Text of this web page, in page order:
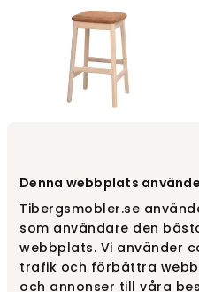
Denna webbplats
Tibergsmobler.se
som användare den
webbplats. Vi använder
trafik och förbättra
och annonser till våra
179 €